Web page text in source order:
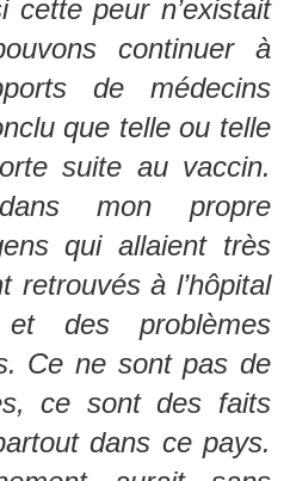
cette peur n’existait
continuer à
de médecins
que telle ou telle
suite au vaccin.
mon propre
qui allaient très
retrouvés à l’hôpital
des problèmes
Ce ne sont pas de
ce sont des faits
dans ce pays.